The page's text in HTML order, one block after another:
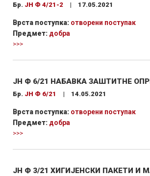
Бр. ЈН Ф 4/21-2 | 17.05.2021
Врста поступка: отворени поступак
Предмет: добра
>>>
ЈН Ф 6/21 НАБАВКА ЗАШТИТНЕ
Бр. ЈН Ф 6/21 | 14.05.2021
Врста поступка: отворени поступак
Предмет: добра
>>>
ЈН Ф 3/21 ХИГИЈЕНСКИ ПАКЕТИ И